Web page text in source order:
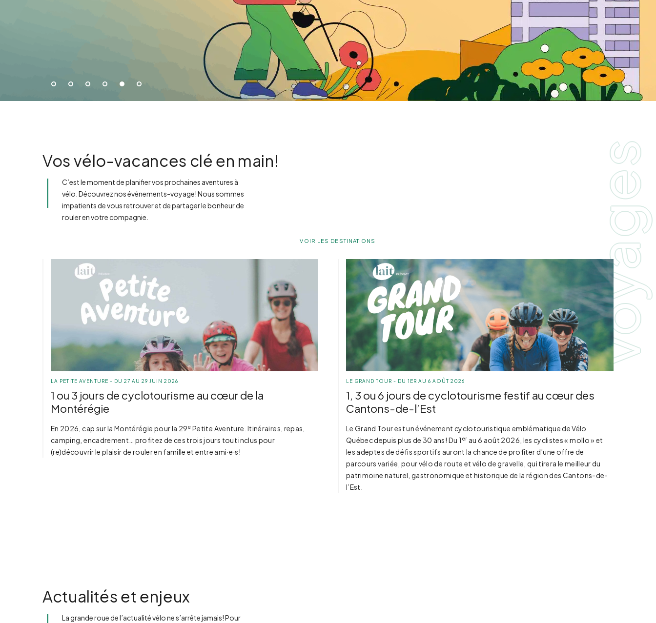
voyages
Vos vélo-vacances clé en main!
C’est le moment de planifier vos prochaines aventures à
vélo. Découvrez nos événements-voyage! Nous sommes
impatients de vous retrouver et de partager le bonheur de
rouler en votre compagnie.
VOIR LES DESTINATIONS
LA PETITE AVENTURE - DU 27 AU 29 JUIN 2026
1 ou 3 jours de cyclotourisme au cœur de la
Montérégie
En 2026, cap sur la Montérégie pour la 29e Petite Aventure. Itinéraires, repas,
camping, encadrement… profitez de ces trois jours tout inclus pour
(re)découvrir le plaisir de rouler en famille et entre ami·e·s!
LE GRAND TOUR - DU 1ER AU 6 AOÛT 2026
1, 3 ou 6 jours de cyclotourisme festif au cœur des
Cantons-de-l’Est
Le Grand Tour est un événement cyclotouristique emblématique de Vélo
Québec depuis plus de 30 ans! Du 1 er au 6 août 2026, les cyclistes « mollo » et
les adeptes de défis sportifs auront la chance de profiter d’une offre de
parcours variée, pour vélo de route et vélo de gravelle, qui tirera le meilleur du
patrimoine naturel, gastronomique et historique de la région des Cantons-de-
l’Est.
Actualités et enjeux
La grande roue de l’actualité vélo ne s’arrête jamais! Pour